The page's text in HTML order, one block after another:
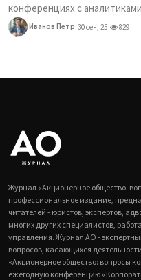
конференциях с
Иванов Петр 30 сен, 25 829
Журнал «Акционерное общество:
профессиональное издание,
читателей - юристов, экспертов,
многих других специалистов,
управления. Журнал АО -
вопросов, касающихся
«Акционерное общество: вопросы
ежегодную конференцию